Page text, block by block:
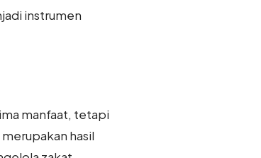
instrumen
manfaat, tetapi
hasil